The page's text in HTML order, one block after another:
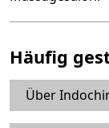
Häufig
Über